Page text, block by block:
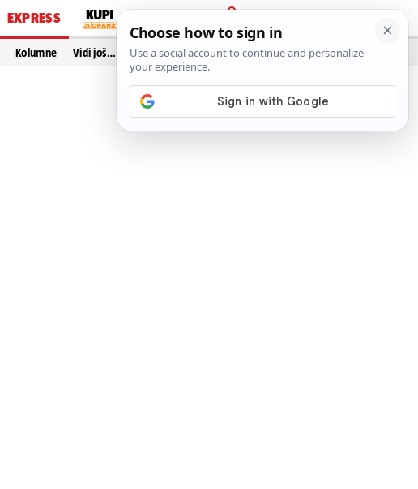
EXPRESS
PRIJAVA
Kolumne Vidi još…